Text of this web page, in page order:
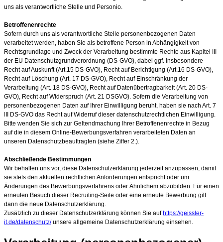
uns als verantwortliche Stelle und Personio.
Betroffenenrechte
Sofern durch uns als verantwortliche Stelle personenbezogenen Daten
verarbeitet werden, haben Sie als betroffene Person in Abhängigkeit von
Rechtsgrundlage und Zweck der Verarbeitung bestimmte Rechte aus Kapitel III
der EU Datenschutzgrundverordnung (DS-GVO), dabei ggf. insbesondere
Recht auf Auskunft (Art.15 DS-GVO), Recht auf Berichtigung (Art.16 DS-GVO),
Recht auf Löschung (Art. 17 DS-GVO), Recht auf Einschränkung der
Verarbeitung (Art. 18 DS-GVO), Recht auf Datenübertragbarkeit (Art. 20 DS-
GVO), Recht auf Widerspruch (Art. 21 DSGVO). Sofern die Verarbeitung von
personenbezogenen Daten auf Ihrer Einwilligung beruht, haben sie nach Art. 7
III DS-GVO das Recht auf Widerruf dieser datenschutzrechtlichen Einwilligung.
Bitte wenden Sie sich zur Geltendmachung Ihrer Betroffenenrechte in Bezug
auf die in diesem Online-Bewerbungsverfahren verarbeiteten Daten an
unseren Datenschutzbeauftragten (siehe Ziffer 2.).
Abschließende Bestimmungen
Wir behalten uns vor, diese Datenschutzerklärung jederzeit anzupassen, damit
sie stets den aktuellen rechtlichen Anforderungen entspricht oder um
Änderungen des Bewerbungsverfahrens oder Ähnlichem abzubilden. Für einen
erneuten Besuch dieser Recruiting-Seite oder eine erneute Bewerbung gilt
dann die neue Datenschutzerklärung.
Zusätzlich zu dieser Datenschutzerklärung können Sie aufhttps://geissler-
it.de/datenschutz/unsere allgemeine Datenschutzerklärung einsehen.